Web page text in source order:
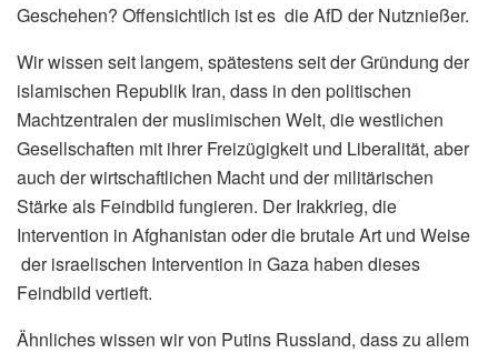
Geschehen? Offensichtlich ist es die AfD der Nutznießer.
Wir wissen seit langem, spätestens seit der Gründung der
islamischen Republik Iran, dass in den politischen
Machtzentralen der muslimischen Welt, die westlichen
Gesellschaften mit ihrer Freizügigkeit und Liberalität, aber
auch der wirtschaftlichen Macht und der militärischen
Stärke als Feindbild fungieren. Der Irakkrieg, die
Intervention in Afghanistan oder die brutale Art und Weise
der israelischen Intervention in Gaza haben dieses
Feindbild vertieft.
Ähnliches wissen wir von Putins Russland, dass zu allem